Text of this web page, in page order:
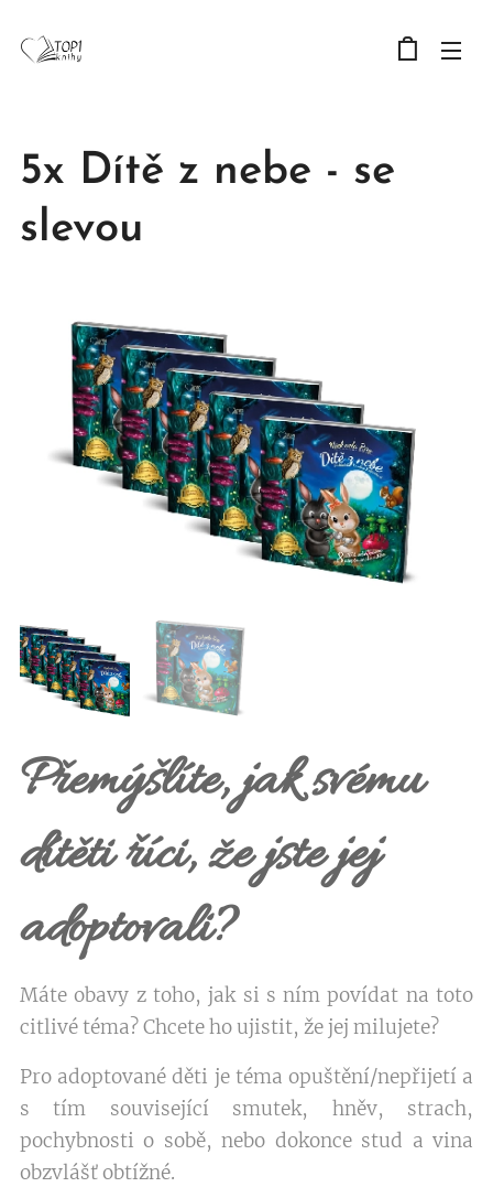
5x Dítě z nebe - se
slevou
Přemýšlíte, jak svému
dítěti říci, že jste jej
adoptovali?
Máte obavy z toho, jak si s ním povídat na toto
citlivé téma? Chcete ho ujistit, že jej milujete?
Pro adoptované děti je téma opuštění/nepřijetí a
s tím související smutek, hněv, strach,
pochybnosti o sobě, nebo dokonce stud a vina
obzvlášť obtížné.